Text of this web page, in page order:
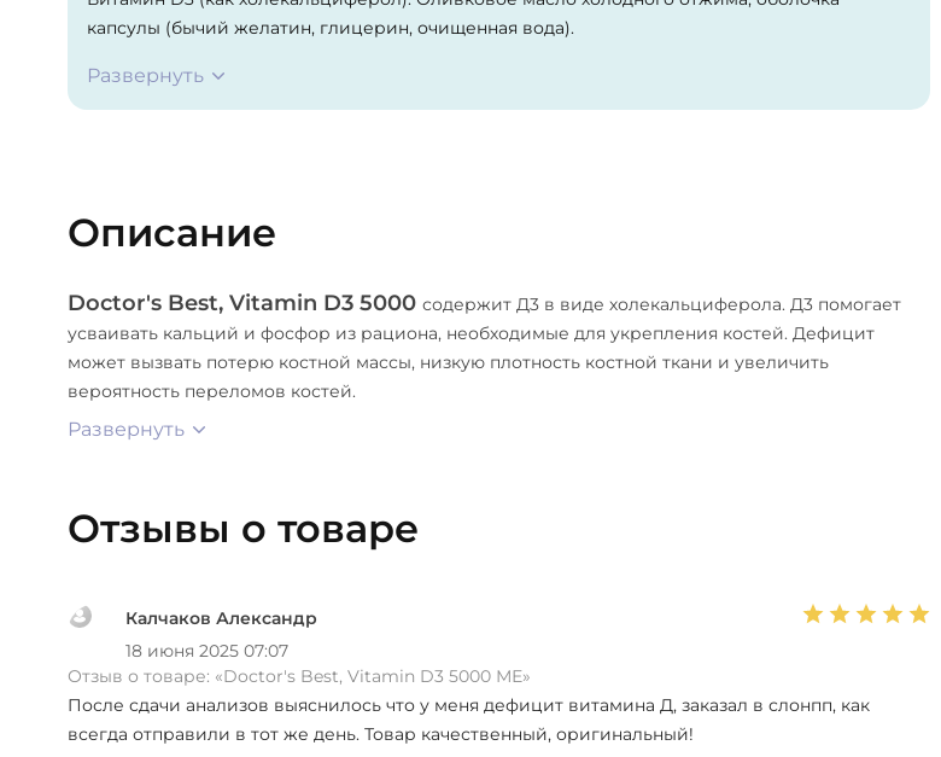
капсулы (бычий желатин, глицерин, очищенная вода).
Развернуть
Описание
Doctor's Best, Vitamin D3 5000 содержит Д3 в виде холекальциферола. Д3 помогает
усваивать кальций и фосфор из рациона, необходимые для укрепления костей. Дефицит
может вызвать потерю костной массы, низкую плотность костной ткани и увеличить
вероятность переломов костей.
Развернуть
Отзывы о товаре
Калчаков Александр
18 июня 2025 07:07
Отзыв о товаре: «Doctor's Best, Vitamin D3 5000 МЕ»
После сдачи анализов выяснилось что у меня дефицит витамина Д, заказал в слонпп, как
всегда отправили в тот же день. Товар качественный, оригинальный!